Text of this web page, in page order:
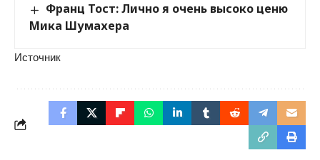
Франц Тост: Лично я очень высоко ценю
Мика Шумахера
Источник